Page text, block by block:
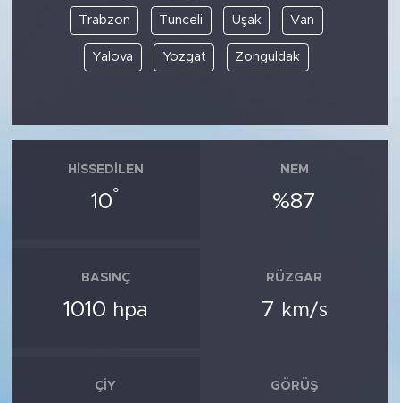
Trabzon Tunceli Uşak Van
Yalova Yozgat Zonguldak
HISSEDILEN
10°
NEM
%87
BASINÇ
1010 hpa
RÜZGAR
7 km/s
ÇIY GÖRÜŞ